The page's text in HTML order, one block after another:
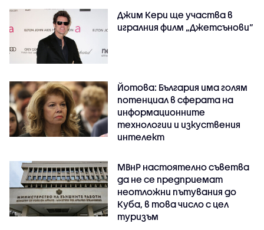
Джим Кери ще участва в
игралния филм „Джетсънови“
Йотова: България има голям
потенциал в сферата на
информационните
технологии и изкуствения
интелект
МВнР настоятелно съветва
да не се предприемат
неотложни пътувания до
Куба, в това число с цел
туризъм